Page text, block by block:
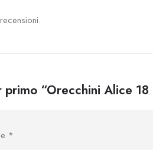
primo “Orecchini Alice
*